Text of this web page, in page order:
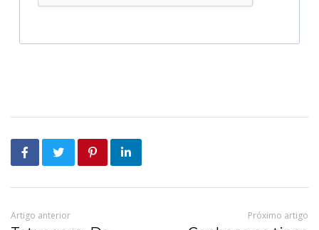
Artigo anterior Próximo artigo